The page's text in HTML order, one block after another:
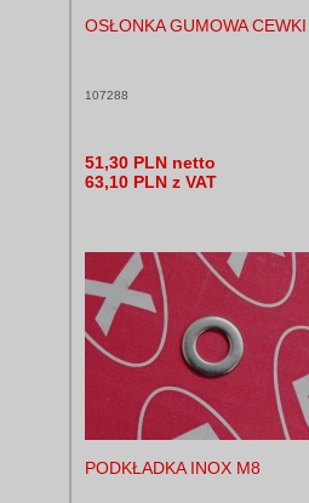
OSŁONKA GUMOWA CEWKI
107288
51,30 PLN netto
63,10 PLN z VAT
PODKŁADKA INOX M8